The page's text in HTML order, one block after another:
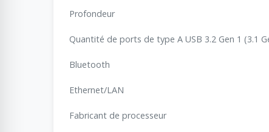
Profondeur
Quantité de ports de type A USB 3.2 Gen 1 (3.1
Bluetooth
Ethernet/LAN
Fabricant de processeur